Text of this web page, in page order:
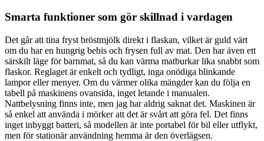
Smarta funktioner som gör skillnad i vardagen
Det går att tina fryst bröstmjölk direkt i flaskan, vilket är guld värt
om du har en hungrig bebis och frysen full av mat. Den har även ett
särskilt läge för barnmat, så du kan värma matburkar lika snabbt som
flaskor. Reglaget är enkelt och tydligt, inga onödiga blinkande
lampor eller menyer. Om du värmer olika mängder kan du följa en
tabell på maskinens ovansida, inget letande i manualen.
Nattbelysning finns inte, men jag har aldrig saknat det. Maskinen är
så enkel att använda i mörker att det är svårt att göra fel. Det finns
inget inbyggt batteri, så modellen är inte portabel för bil eller utflykt,
men för stationär användning hemma är den överlägsen.